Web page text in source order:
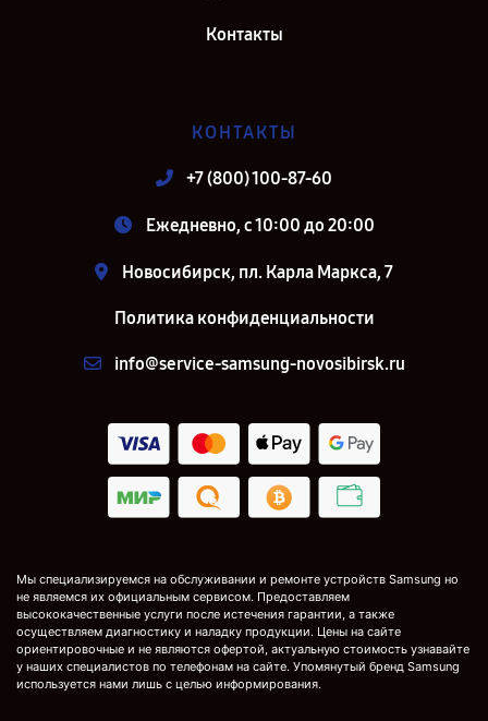
Контакты
КОНТАКТЫ
+7 (800) 100-87-60
Ежедневно, с 10:00 до 20:00
Новосибирск, пл. Карла Маркса, 7
Политика конфиденциальности
info@service-samsung-novosibirsk.ru
Мы специализируемся на обслуживании и ремонте устройств Samsung но
не являемся их официальным сервисом. Предоставляем
высококачественные услуги после истечения гарантии, а также
осуществляем диагностику и наладку продукции. Цены на сайте
ориентировочные и не являются офертой, актуальную стоимость узнавайте
у наших специалистов по телефонам на сайте. Упомянутый бренд Samsung
используется нами лишь с целью информирования.